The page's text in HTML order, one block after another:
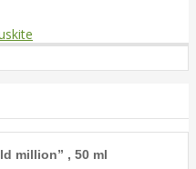
million” , 50 ml